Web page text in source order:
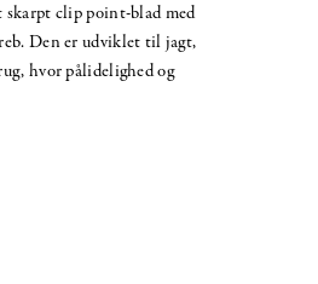
clip point-blad med
Den er udviklet til jagt,
hvor pålidelighed og